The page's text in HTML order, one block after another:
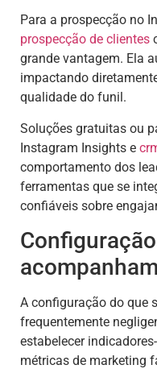
Para a prospecção no
prospecção de clientes
grande vantagem. Ela
impactando
qualidade do funil.
Soluções gratuitas ou
Instagram Insights e
comportamento dos
ferramentas que se
confiáveis sobre
A configuração do que
frequentemente
estabelecer
métricas de marketing